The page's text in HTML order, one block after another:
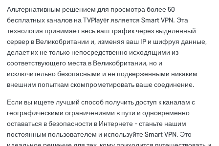
Альтернативным решением для просмотра более 50
бесплатных каналов на TVPlayer является Smart VPN. Эта
технология принимает весь ваш трафик через выделенный
сервер в Великобритании и, изменяя ваш IP и шифруя данные,
делает их не только непосредственно исходящими из
соответствующего места в Великобритании, но и
исключительно безопасными и не подверженными никаким
внешним попыткам скомпрометировать ваше соединение.
Если вы ищете лучший способ получить доступ к каналам с
географическими ограничениями в пути и одновременно
оставаться в безопасности в Интернете - станьте нашим
постоянным пользователем и используйте Smart VPN. Это